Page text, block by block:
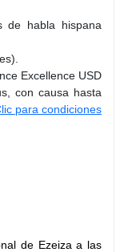
de habla hispana
Excellence USD
con causa hasta
para condiciones
de Ezeiza a las